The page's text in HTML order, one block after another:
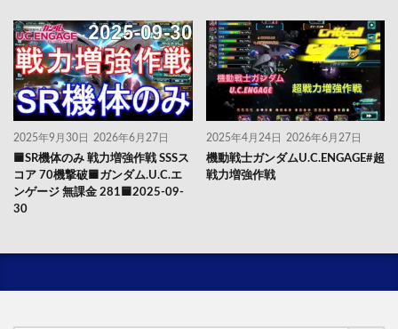
2025年9月30日 2026年6月27日
🟦SR機体のみ 戦力増強作戦 SSSス
コア 70機撃破🟦ガンダム.U.C.エ
ンゲージ 無課金 281🟦2025-09-
30
2025年4月24日 2026年6月27日
機動戦士ガンダムU.C.ENGAGE#超
戦力増強作戦